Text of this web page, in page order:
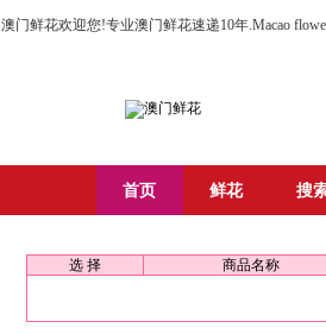
澳门鲜花欢迎您!专业澳门鲜花速递10年.Macao
首页 鲜花 搜
选 择
商品名称